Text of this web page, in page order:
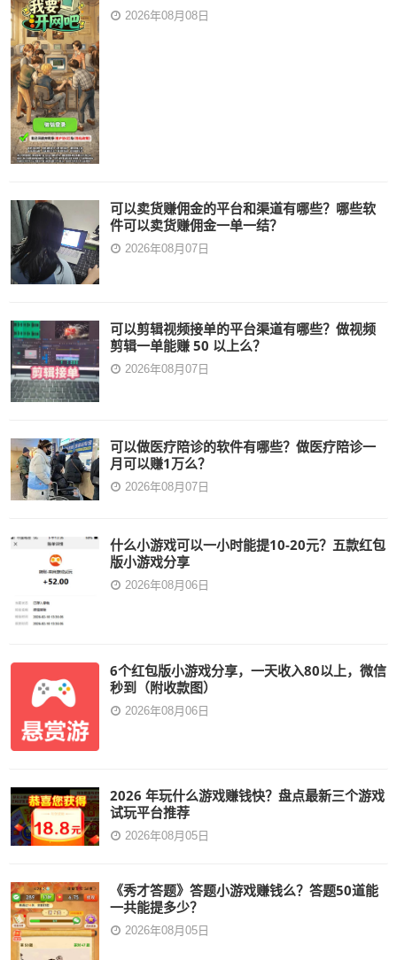
2026年08月08日
可以卖货赚佣金的平台和渠道有哪些？哪些软
件可以卖货赚佣金一单一结？
2026年08月07日
可以剪辑视频接单的平台渠道有哪些？做视频
剪辑一单能赚 50 以上么？
2026年08月07日
可以做医疗陪诊的软件有哪些？做医疗陪诊一
月可以赚1万么？
2026年08月07日
什么小游戏可以一小时能提10-20元？五款红包
版小游戏分享
2026年08月06日
6个红包版小游戏分享，一天收入80以上，微信
秒到（附收款图）
2026年08月06日
2026 年玩什么游戏赚钱快？盘点最新三个游戏
试玩平台推荐
2026年08月05日
《秀才答题》答题小游戏赚钱么？答题50道能
一共能提多少？
2026年08月05日